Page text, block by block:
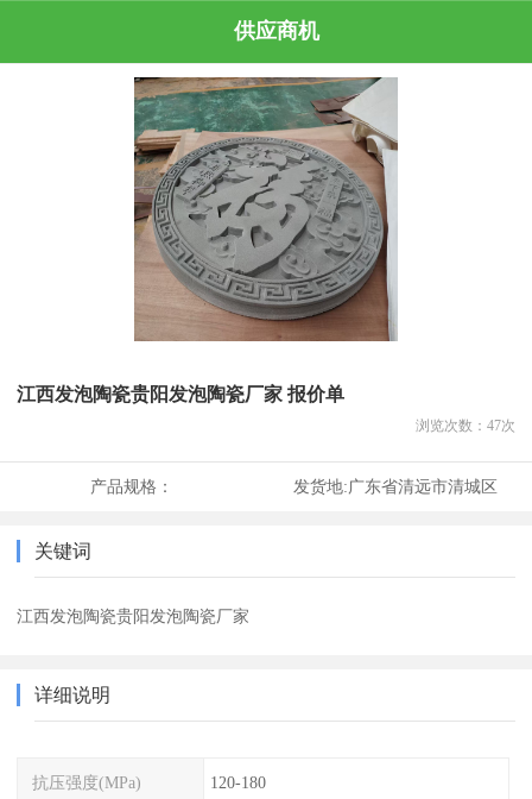
供应商机
江西发泡陶瓷贵阳发泡陶瓷厂家 报价单
浏览次数： 47次
产品规格： 发货地:广东省清远市清城区
关键词
江西发泡陶瓷贵阳发泡陶瓷厂家
详细说明
抗压强度(MPa) 120-180